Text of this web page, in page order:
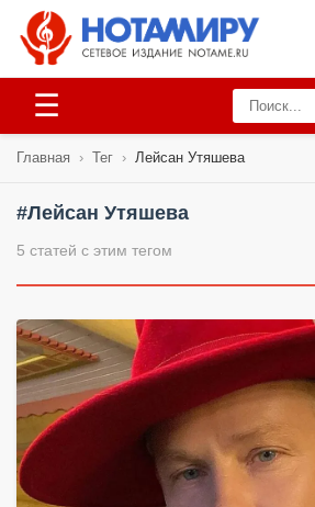
☰
Главная › Тег › Лейсан Утяшева
#Лейсан Утяшева
5 статей с этим тегом